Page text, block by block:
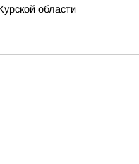
области